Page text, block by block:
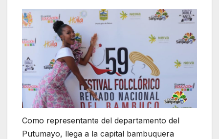
Como representante del departamento del
Putumayo, llega a la capital bambuquera